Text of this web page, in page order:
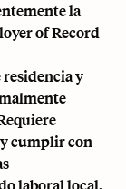
la
of Record
residencia y
cumplir con
laboral local.